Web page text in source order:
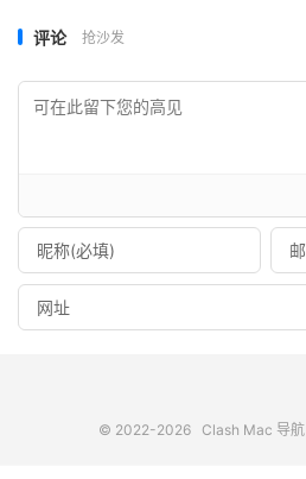
评论 抢沙发
© 2022-2026 Clash Mac 导航